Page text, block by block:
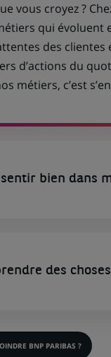
vous croyez ?
qui évoluent
des clientes
d’actions du
métiers, c’est
bien dans
des
BNP PARIBAS ?